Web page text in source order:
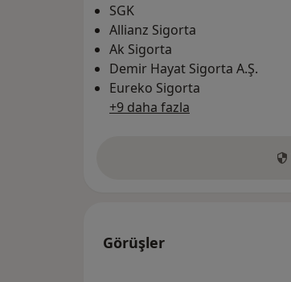
SGK
Allianz Sigorta
Ak Sigorta
Demir Hayat Sigorta A.Ş.
Eureko Sigorta
+9 daha fazla
Görüşler